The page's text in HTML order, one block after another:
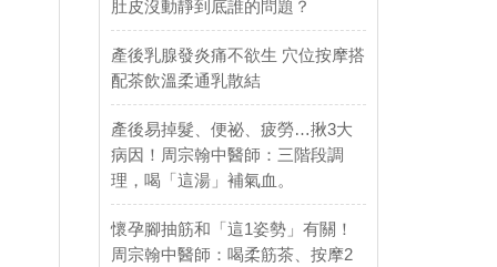
肚皮沒動靜到底誰的問題？
產後乳腺發炎痛不欲生 穴位按摩搭
配茶飲溫柔通乳散結
產後易掉髮、便祕、疲勞…揪3大
病因！周宗翰中醫師：三階段調
理，喝「這湯」補氣血。
懷孕腳抽筋和「這1姿勢」有關！
周宗翰中醫師：喝柔筋茶、按摩2